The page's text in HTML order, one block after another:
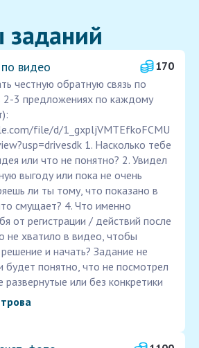
видео
170
честную обратную связь по
2-3 предложениях по каждому
file/d/1_gxpljVMTEfkoFCMU
1. Насколько тебе
или что не понятно? 2. Увидел
выгоду или пока не очень
ли ты тому, что показано в
смущает? 4. Что именно
от регистрации / действий после
не хватило в видео, чтобы
и начать? Задание не
будет понятно, что не посмотрел
или без конкретики